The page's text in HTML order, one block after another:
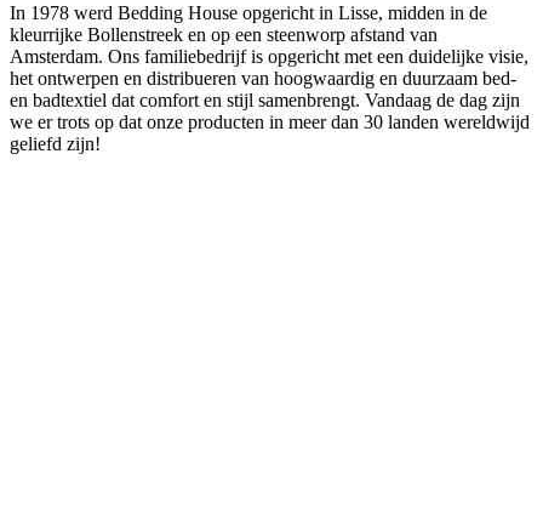
In 1978 werd Bedding House opgericht in Lisse, midden in de
kleurrijke Bollenstreek en op een steenworp afstand van
Amsterdam. Ons familiebedrijf is opgericht met een duidelijke visie,
het ontwerpen en distribueren van hoogwaardig en duurzaam bed-
en badtextiel dat comfort en stijl samenbrengt. Vandaag de dag zijn
we er trots op dat onze producten in meer dan 30 landen wereldwijd
geliefd zijn!